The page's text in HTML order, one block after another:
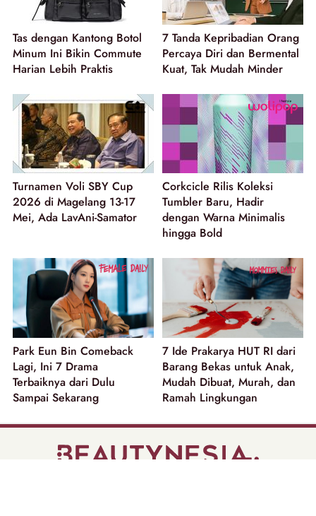
Tas dengan Kantong Botol
Minum Ini Bikin Commute
Harian Lebih Praktis
7 Tanda Kepribadian Orang
Percaya Diri dan Bermental
Kuat, Tak Mudah Minder
Turnamen Voli SBY Cup
2026 di Magelang 13-17
Mei, Ada LavAni-Samator
Corkcicle Rilis Koleksi
Tumbler Baru, Hadir
dengan Warna Minimalis
hingga Bold
Park Eun Bin Comeback
Lagi, Ini 7 Drama
Terbaiknya dari Dulu
Sampai Sekarang
7 Ide Prakarya HUT RI dari
Barang Bekas untuk Anak,
Mudah Dibuat, Murah, dan
Ramah Lingkungan